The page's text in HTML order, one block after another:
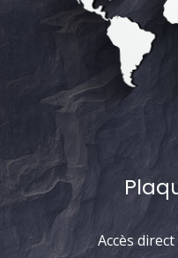
Accès